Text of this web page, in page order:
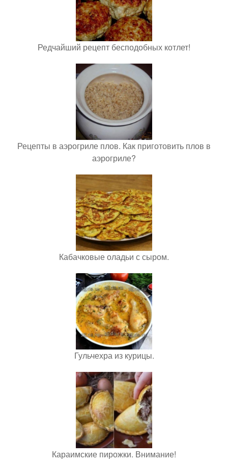
Редчайший рецепт бесподобных котлет!
Рецепты в аэрогриле плов. Как приготовить плов в
аэрогриле?
Кабачковые оладьи с сыром.
Гульчехра из курицы.
Караимские пирожки. Внимание!